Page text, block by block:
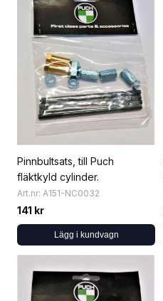
Pinnbultsats, till Puch
fläktkyld cylinder.
Art.nr: A151-NC0032
141 kr
Lägg i kundvagn